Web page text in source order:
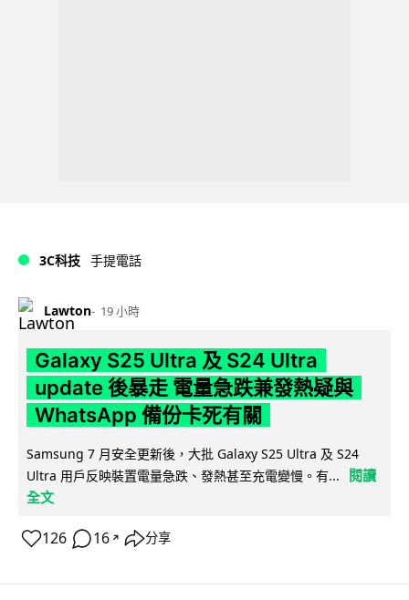
3C科技 手提電話
Lawton 19 小時
Galaxy S25 Ultra 及 S24 Ultra
update 後暴走 電量急跌兼發熱疑與
WhatsApp 備份卡死有關
Samsung 7 月安全更新後，大批 Galaxy S25 Ultra 及 S24
Ultra 用戶反映裝置電量急跌、發熱甚至充電變慢。有...
閱讀
全文
126 16 ↗ 分享